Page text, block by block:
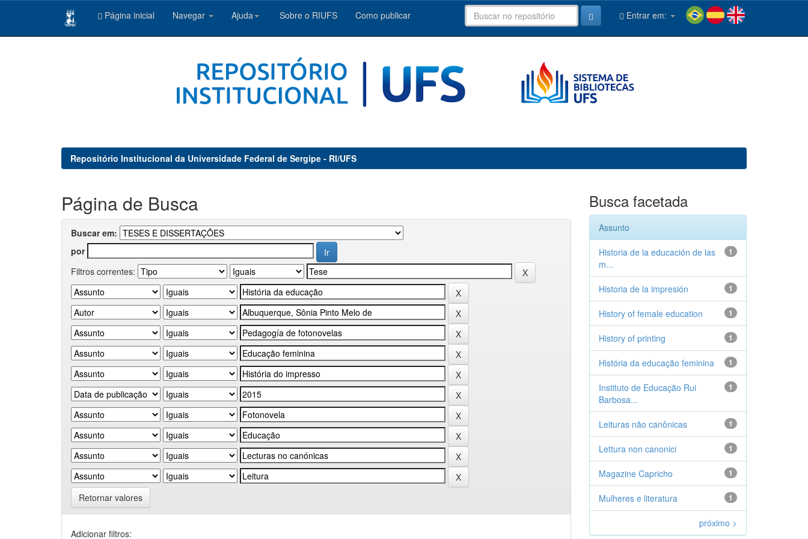
Página inicial Navegar Ajuda Sobre o RIUFS Como publicar Entrar em:
Repositório Institucional da Universidade Federal de Sergipe - RI/UFS
Página de Busca
Buscar em:
por
Filtros correntes:
Retornar valores
Adicionar filtros:
Busca facetada
Assunto
1
Historia de la educación de las
m...
1
Historia de la impresión
1
History of female education
1
History of printing
1
História da educação feminina
1
Instituto de Educação Rui
Barbosa...
1
Leituras não canônicas
1
Lettura non canonici
1
Magazine Capricho
1
Mulheres e literatura
próximo >